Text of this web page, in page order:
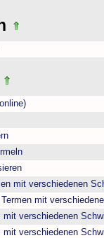
mit verschiedenen
mit
verschiedenen
verschiedenen